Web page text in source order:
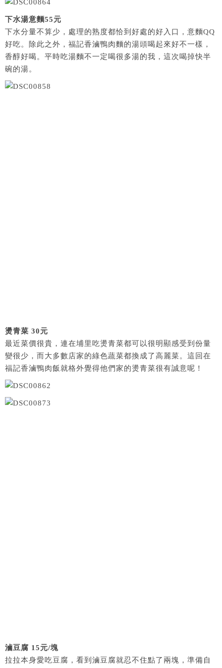
下水湯意麵55元
下水分量不算少，處理的熟度都恰到好處的好入口，意麵QQ
好吃。除此之外，福記香滷鴨肉麵的湯頭喝起來好不一樣，
香醇好喝。平時吃湯麵不一定喝很多湯的我，這次喝掉快半
碗的湯。
燙青菜 30元
最近菜價很貴，連在埔里吃燙青菜都可以很明顯感受到份量
變很少，而大多數店家的綠色蔬菜都換成了高麗菜。這回在
福記香滷鴨肉飯就格外覺得他們家的燙青菜很有誠意呢！
滷豆腐 15元/塊
拉拉本身愛吃豆腐，看到滷豆腐就忍不住點了兩塊，準備自